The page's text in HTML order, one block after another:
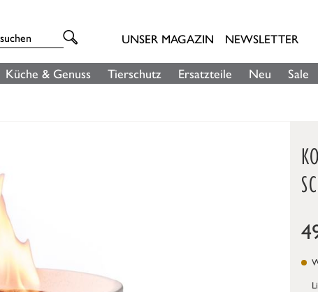
UNSER MAGAZIN NEWSLETTER
Küche & Genuss Tierschutz Ersatzteile Neu Sale